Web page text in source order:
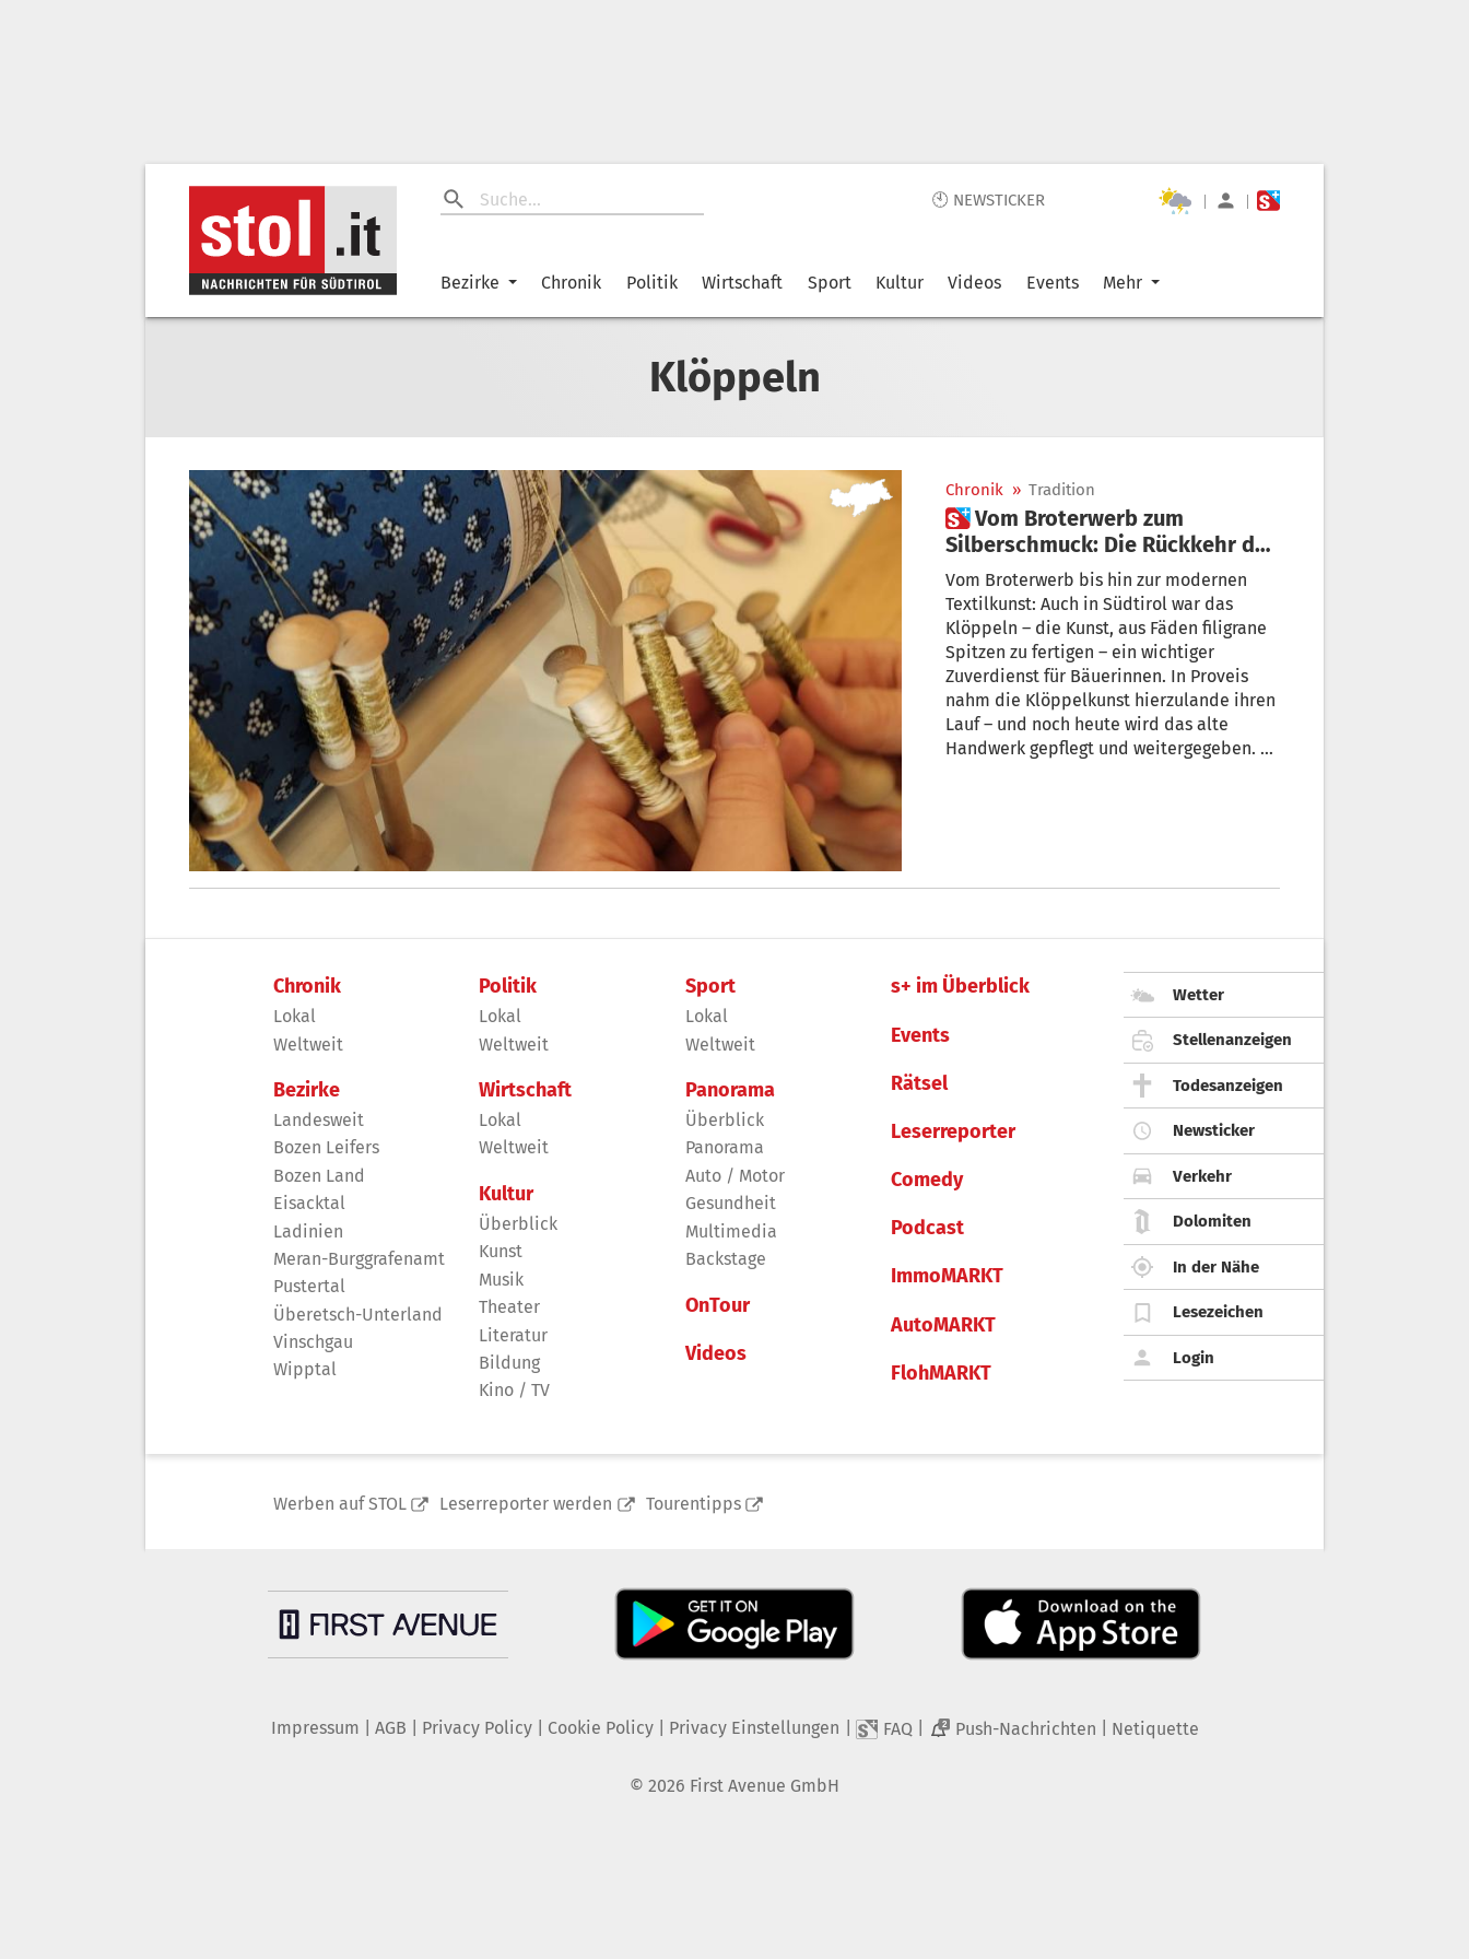
🕙 NEWSTICKER | |
Bezirke Chronik Politik Wirtschaft Sport Kultur Videos Events Mehr
Klöppeln
Chronik » Tradition
 Vom Broterwerb zum
Silberschmuck: Die Rückkehr der
Klöppelkunst
Vom Broterwerb bis hin zur modernen
Textilkunst: Auch in Südtirol war das
Klöppeln – die Kunst, aus Fäden filigrane
Spitzen zu fertigen – ein wichtiger
Zuverdienst für Bäuerinnen. In Proveis
nahm die Klöppelkunst hierzulande ihren
Lauf – und noch heute wird das alte
Handwerk gepflegt und weitergegeben. An
Chronik
Lokal
Weltweit
Bezirke
Landesweit
Bozen Leifers
Bozen Land
Eisacktal
Ladinien
Meran-Burggrafenamt
Pustertal
Überetsch-Unterland
Vinschgau
Wipptal
Politik
Lokal
Weltweit
Wirtschaft
Lokal
Weltweit
Kultur
Überblick
Kunst
Musik
Theater
Literatur
Bildung
Kino / TV
Sport
Lokal
Weltweit
Panorama
Überblick
Panorama
Auto / Motor
Gesundheit
Multimedia
Backstage
OnTour
Videos
s+ im Überblick
Events
Rätsel
Leserreporter
Comedy
Podcast
ImmoMARKT
AutoMARKT
FlohMARKT
Wetter
Stellenanzeigen
Todesanzeigen
Newsticker
Verkehr
Dolomiten
In der Nähe
Lesezeichen
Login
Werben auf STOL Leserreporter werden Tourentipps
Impressum AGB Privacy Policy| Cookie Policy| Privacy Einstellungen FAQ 2 Push-Nachrichten Netiquette
© 2026 First Avenue GmbH